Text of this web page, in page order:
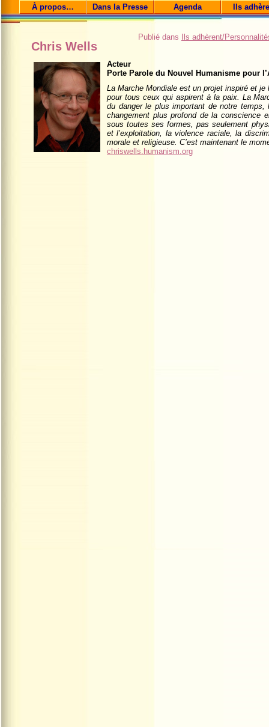
À propos… Dans la Presse Agenda Ils
Publié dans Ils adhèrent/
Chris Wells
Acteur
Porte Parole du Nouvel Humanisme pour
La Marche Mondiale est un projet inspiré et
pour tous ceux qui aspirent à la paix. La
du danger le plus important de notre
changement plus profond de la conscience
sous toutes ses formes, pas seulement
et l’exploitation, la violence raciale, la
morale et religieuse. C’est maintenant le
chriswells.humanism.org